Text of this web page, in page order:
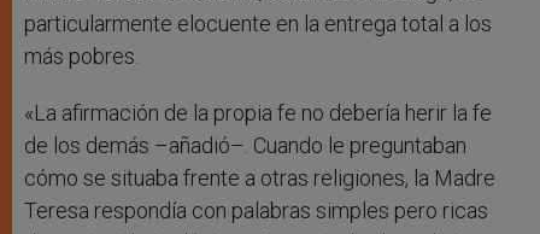
particularmente elocuente en la entrega total a los
más pobres.
«La afirmación de la propia fe no debería herir la fe
de los demás –añadió–. Cuando le preguntaban
cómo se situaba frente a otras religiones, la Madre
Teresa respondía con palabras simples pero ricas